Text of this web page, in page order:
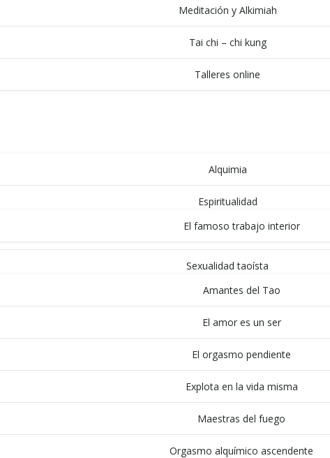
Meditación y Alkimiah
Tai chi – chi kung
Talleres online
Alquimia
Espiritualidad
El famoso trabajo interior
Sexualidad taoísta
Amantes del Tao
El amor es un ser
El orgasmo pendiente
Explota en la vida misma
Maestras del fuego
Orgasmo alquímico ascendente